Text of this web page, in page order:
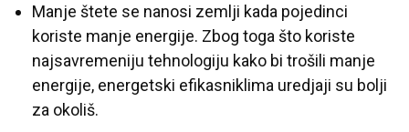
Manje štete se nanosi zemlji kada pojedinci
koriste manje energije. Zbog toga što koriste
najsavremeniju tehnologiju kako bi trošili manje
energije, energetski efikasniklima uredjaji su bolji
za okoliš.